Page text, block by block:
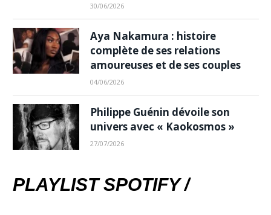
30/06/2026
Aya Nakamura : histoire
complète de ses relations
amoureuses et de ses couples
04/06/2026
Philippe Guénin dévoile son
univers avec « Kaokosmos »
27/07/2026
PLAYLIST SPOTIFY /